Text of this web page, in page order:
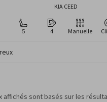
KIA CEED
5 4 Manuelle
affichés sont basés sur les